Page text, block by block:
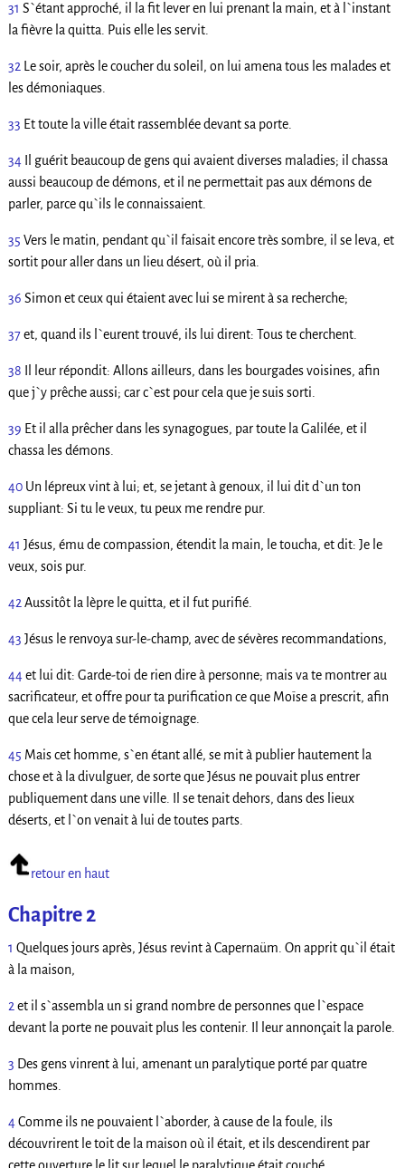
31 S`étant approché, il la fit lever en lui prenant la main, et à l`instant
la fièvre la quitta. Puis elle les servit.
32 Le soir, après le coucher du soleil, on lui amena tous les malades et
les démoniaques.
33 Et toute la ville était rassemblée devant sa porte.
34
Il guérit beaucoup de gens qui avaient diverses maladies; il chassa
aussi beaucoup de démons, et il ne permettait pas aux démons de
parler, parce qu`ils le connaissaient.
35 Vers le matin, pendant qu`il faisait encore très sombre, il se leva, et
sortit pour aller dans un lieu désert, où il pria.
36 Simon et ceux qui étaient avec lui se mirent à sa recherche;
37et, quand ils l`eurent trouvé, ils lui dirent: Tous te cherchent.
38
Il leur répondit: Allons ailleurs, dans les bourgades voisines, afin
que j`y prêche aussi; car c`est pour cela que je suis sorti.
39 Et il alla prêcher dans les synagogues, par toute la Galilée, et il
chassa les démons.
40 Un lépreux vint à lui; et, se jetant à genoux, il lui dit d`un ton
suppliant: Si tu le veux, tu peux me rendre pur.
41 Jésus, ému de compassion, étendit la main, le toucha, et dit: Je le
veux, sois pur.
42Aussitôt la lèpre le quitta, et il fut purifié.
43 Jésus le renvoya sur-le-champ, avec de sévères recommandations,
44et lui dit: Garde-toi de rien dire à personne; mais va te montrer au
sacrificateur, et offre pour ta purification ce que Moïse a prescrit, afin
que cela leur serve de témoignage.
45 Mais cet homme, s`en étant allé, se mit à publier hautement la
chose et à la divulguer, de sorte que Jésus ne pouvait plus entrer
publiquement dans une ville. Il se tenait dehors, dans des lieux
déserts, et l`on venait à lui de toutes parts.
retour en haut
Chapitre 2
1 Quelques jours après, Jésus revint à Capernaüm. On apprit qu`il était
à la maison,
2 et il s`assembla un si grand nombre de personnes que l`espace
devant la porte ne pouvait plus les contenir. Il leur annonçait la parole.
3 Des gens vinrent à lui, amenant un paralytique porté par quatre
hommes.
4Comme ils ne pouvaient l`aborder, à cause de la foule, ils
découvrirent le toit de la maison où il était, et ils descendirent par
cette ouverture le lit sur lequel le paralytique était couché.